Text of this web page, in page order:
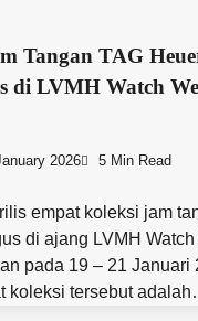
Tangan TAG
di LVMH Watch
2026 5 Min Read
empat koleksi jam
di ajang LVMH
pada 19 – 21 Januari
koleksi tersebut